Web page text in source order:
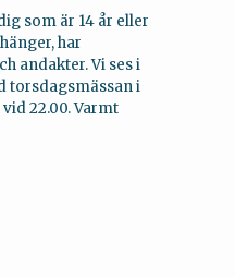
som är 14 år eller
har
andakter. Vi ses i
torsdagsmässan i
22.00. Varmt